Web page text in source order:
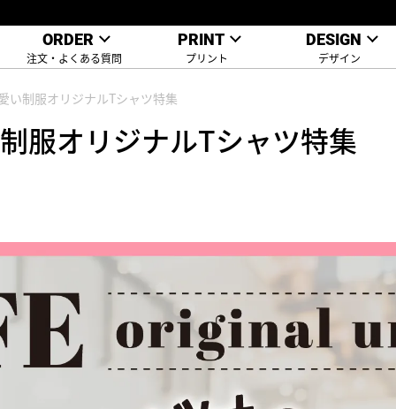
ORDER
注文・よくある質問
PRINT
プリント
DESIGN
デザイン
い制服オリジナルTシャツ特集
服オリジナルTシャツ特集